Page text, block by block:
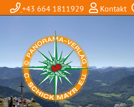
+43 664 1811929 Kontakt